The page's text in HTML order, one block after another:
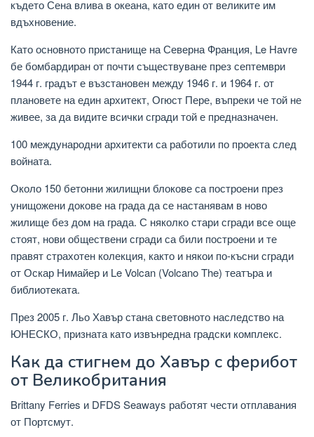
където Сена влива в океана, като един от великите им
вдъхновение.
Като основното пристанище на Северна Франция, Le Havre
бе бомбардиран от почти съществуване през септември
1944 г. градът е възстановен между 1946 г. и 1964 г. от
плановете на един архитект, Огюст Пере, въпреки че той не
живее, за да видите всички сгради той е предназначен.
100 международни архитекти са работили по проекта след
войната.
Около 150 бетонни жилищни блокове са построени през
унищожени докове на града да се настанявам в ново
жилище без дом на града. С няколко стари сгради все още
стоят, нови обществени сгради са били построени и те
правят страхотен колекция, както и някои по-късни сгради
от Оскар Нимайер и Le Volcan (Volcano The) театъра и
библиотеката.
През 2005 г. Льо Хавър стана световното наследство на
ЮНЕСКО, призната като извънредна градски комплекс.
Как да стигнем до Хавър с ферибот
от Великобритания
Brittany Ferries и DFDS Seaways работят чести отплавания
от Портсмут.